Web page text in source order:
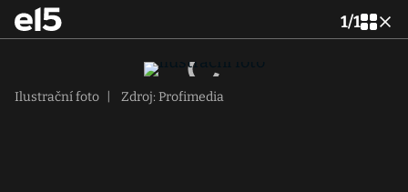
1/1
Ilustrační foto Zdroj: Profimedia